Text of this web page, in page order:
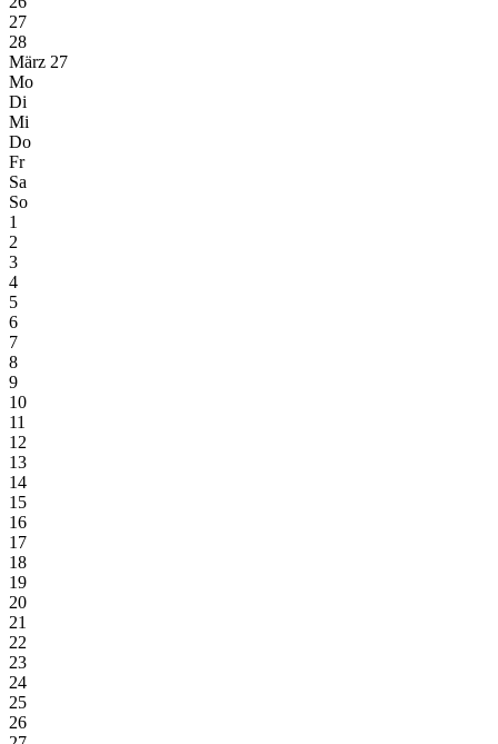
27
28
März 27
Mo
Di
Mi
Do
Fr
Sa
So
1
2
3
4
5
6
7
8
9
10
11
12
13
14
15
16
17
18
19
20
21
22
23
24
25
26